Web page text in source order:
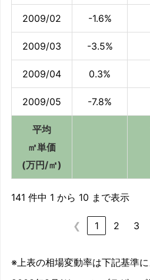
2009/02 -1.6%
2009/03 -3.5%
2009/04 0.3%
2009/05 -7.8%
平均
㎡単価
(万円/㎡)
141 件中 1 から 10 まで表示
❮ 1 2 3
※上表の相場変動率は下記基準に